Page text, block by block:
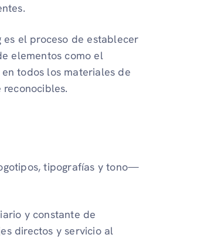
es el proceso de establecer
elementos como el
todos los materiales de
tipografías y tono—
y constante de
directos y servicio al